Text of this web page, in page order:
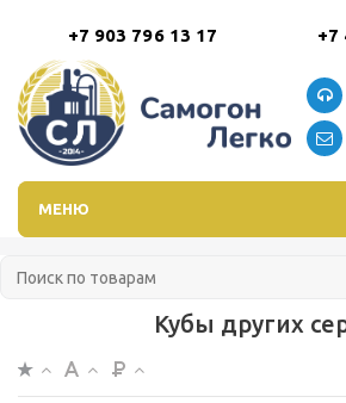
+7 903 796 13 17 +7
МЕНЮ
Кубы других